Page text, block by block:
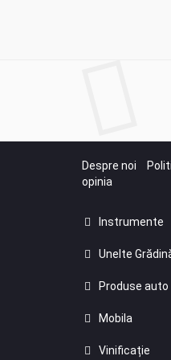
Despre noi
opinia
Instrumente
Unelte
Produse auto
Mobila
Vinificație